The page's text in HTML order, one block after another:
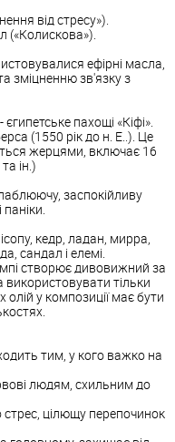
від стресу»).
(«Колискова»).
ефірні масла,
зміцненню зв'язку з
пахощі «Кіфі».
(1550 рік до н. Е..). Це
жерцями, включає 16
ін.)
заспокійливу
кедр, ладан, мирра,
сандал і елемі.
створює дивовижний за
тільки
у композиції має бути
тим, у кого важко на
людям, схильним до
цілющу перепочинок